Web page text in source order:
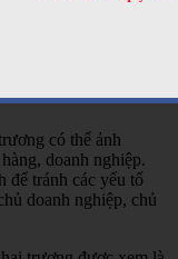
khai trương tốt sẽ
đến mua sắm, trải
xui xẻo, đen đủi, ảnh
có thể ảnh
doanh nghiệp.
để tránh các yếu tố
doanh nghiệp, chủ